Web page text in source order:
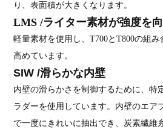
り、表面積が大きくなります。
LMS /ライター素材が強度を
軽量素材を使用し、T700とT800の組
高めています。
SIW /滑らかな内壁
内壁の滑らかさを制御するために、特
ラダーを使用しています。内壁のエア
で一度にきれいに抽出でき、炭素繊維